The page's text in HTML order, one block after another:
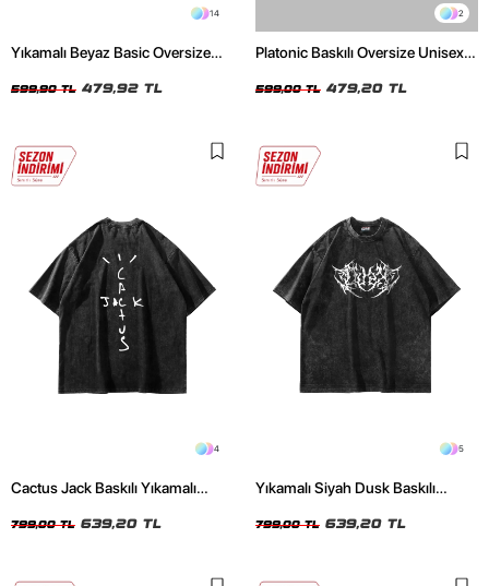
14
Yıkamalı Beyaz Basic Oversize
599,90 TL 479,92 TL
2
Platonic Baskılı Oversize Unisex
599,00 TL 479,20 TL
4
Cactus Jack Baskılı Yıkamalı
799,00 TL 639,20 TL
5
Yıkamalı Siyah Dusk Baskılı
799,00 TL 639,20 TL